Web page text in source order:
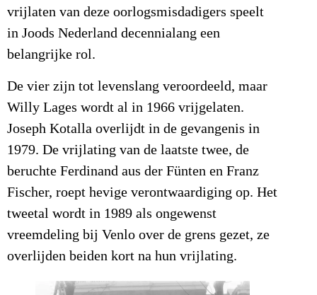
vrijlaten van deze oorlogsmisdadigers speelt
in Joods Nederland decennialang een
belangrijke rol.
De vier zijn tot levenslang veroordeeld, maar
Willy Lages wordt al in 1966 vrijgelaten.
Joseph Kotalla overlijdt in de gevangenis in
1979. De vrijlating van de laatste twee, de
beruchte Ferdinand aus der Fünten en Franz
Fischer, roept hevige verontwaardiging op. Het
tweetal wordt in 1989 als ongewenst
vreemdeling bij Venlo over de grens gezet, ze
overlijden beiden kort na hun vrijlating.